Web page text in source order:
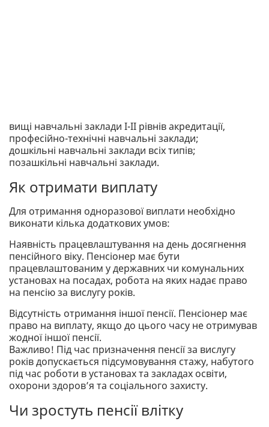
вищі навчальні заклади І-II рівнів акредитації,
професійно-технічні навчальні заклади;
дошкільні навчальні заклади всіх типів;
позашкільні навчальні заклади.
Як отримати виплату
Для отримання одноразової виплати необхідно
виконати кілька додаткових умов:
Наявність працевлаштування на день досягнення
пенсійного віку. Пенсіонер має бути
працевлаштованим у державних чи комунальних
установах на посадах, робота на яких надає право
на пенсію за вислугу років.
Відсутність отримання іншої пенсії. Пенсіонер має
право на виплату, якщо до цього часу не отримував
жодної іншої пенсії.
Важливо! Під час призначення пенсії за вислугу
років допускається підсумовування стажу, набутого
під час роботи в установах та закладах освіти,
охорони здоров’я та соціального захисту.
Чи зростуть пенсії влітку